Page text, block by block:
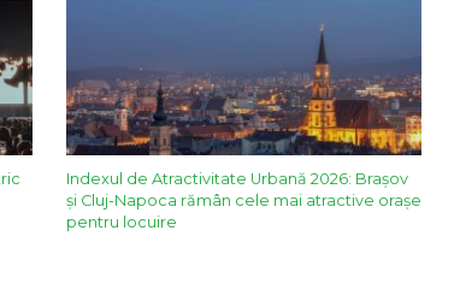
Indexul de Atractivitate Urbană 2026: Brașov
și Cluj-Napoca rămân cele mai atractive orașe
pentru locuire